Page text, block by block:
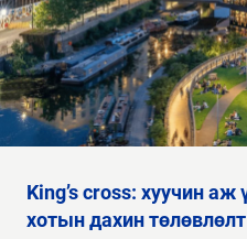
king’s cross: хуучин аж үйлдвэрээс орчин үеийн
хотын дахин төлөвлөлт